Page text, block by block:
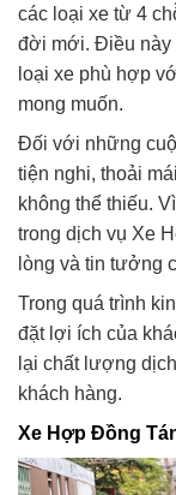
các loại xe từ 4
đời mới. Điều này
loại xe phù hợp
mong muốn.
Đối với những
tiện nghi, thoải
không thể thiếu.
trong dịch vụ Xe
lòng và tin tưởng
Trong quá trình
đặt lợi ích của
lại chất lượng
khách hàng.
Xe Hợp Đồng